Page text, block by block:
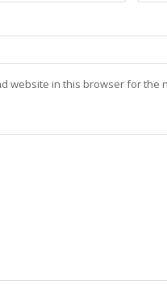
website in this browser for the